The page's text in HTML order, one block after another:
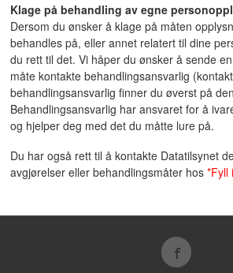
Klage på behandling av egne
Dersom du ønsker å klage på måten
behandles på, eller annet relatert til dine
du rett til det. Vi håper du ønsker å sende
måte kontakte behandlingsansvarlig
behandlingsansvarlig finner du øverst på
Behandlingsansvarlig har ansvaret for å
og hjelper deg med det du måtte lure på.
Du har også rett til å kontakte Datatilsynet
avgjørelser eller behandlingsmåter hos*Fyll